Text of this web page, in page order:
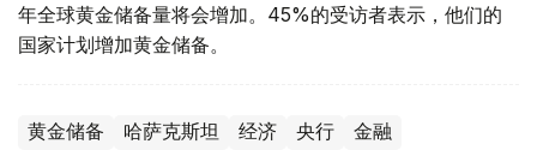
年全球黄金储备量将会增加。45%的受访者表示，他们的
国家计划增加黄金储备。
黄金储备 哈萨克斯坦 经济 央行 金融